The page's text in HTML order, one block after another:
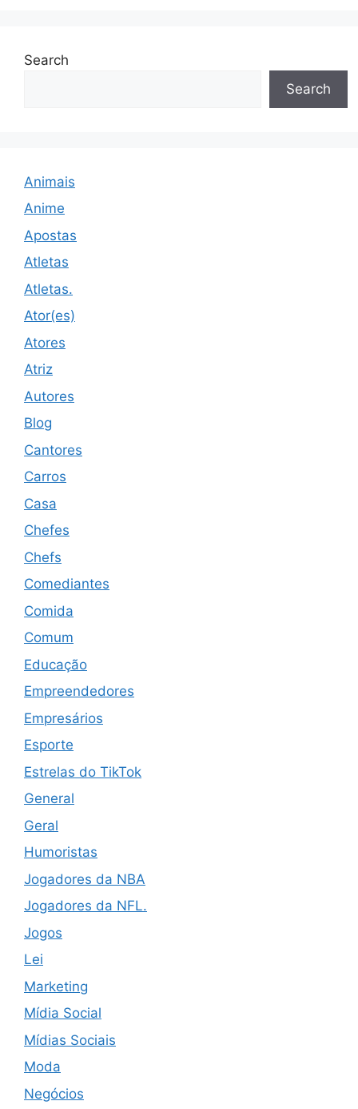
Search
Search
Animais
Anime
Apostas
Atletas
Atletas.
Ator(es)
Atores
Atriz
Autores
Blog
Cantores
Carros
Casa
Chefes
Chefs
Comediantes
Comida
Comum
Educação
Empreendedores
Empresários
Esporte
Estrelas do TikTok
General
Geral
Humoristas
Jogadores da NBA
Jogadores da NFL.
Jogos
Lei
Marketing
Mídia Social
Mídias Sociais
Moda
Negócios